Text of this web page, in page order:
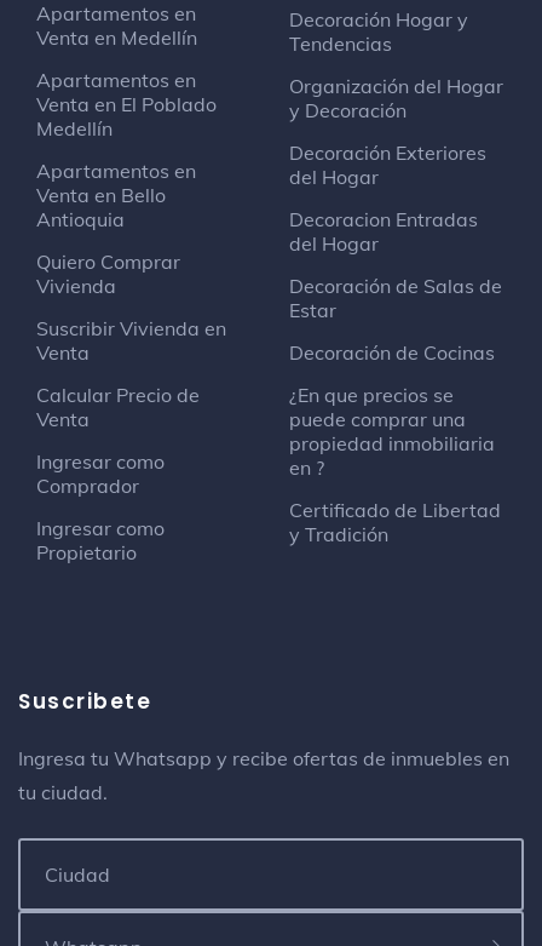
Apartamentos en
Venta en Medellín
Apartamentos en
Venta en El Poblado
Medellín
Apartamentos en
Venta en Bello
Antioquia
Quiero Comprar
Vivienda
Suscribir Vivienda en
Venta
Calcular Precio de
Venta
Ingresar como
Comprador
Ingresar como
Propietario
Decoración Hogar y
Tendencias
Organización del Hogar
y Decoración
Decoración Exteriores
del Hogar
Decoracion Entradas
del Hogar
Decoración de Salas de
Estar
Decoración de Cocinas
¿En que precios se
puede comprar una
propiedad inmobiliaria
en ?
Certificado de Libertad
y Tradición
Suscribete
Ingresa tu Whatsapp y recibe ofertas de inmuebles en
tu ciudad.